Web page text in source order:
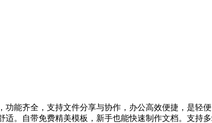
能齐全，支持文件分享与协作，办公高效便捷，是轻
。自带免费精美模板，新手也能快速制作文档。支持